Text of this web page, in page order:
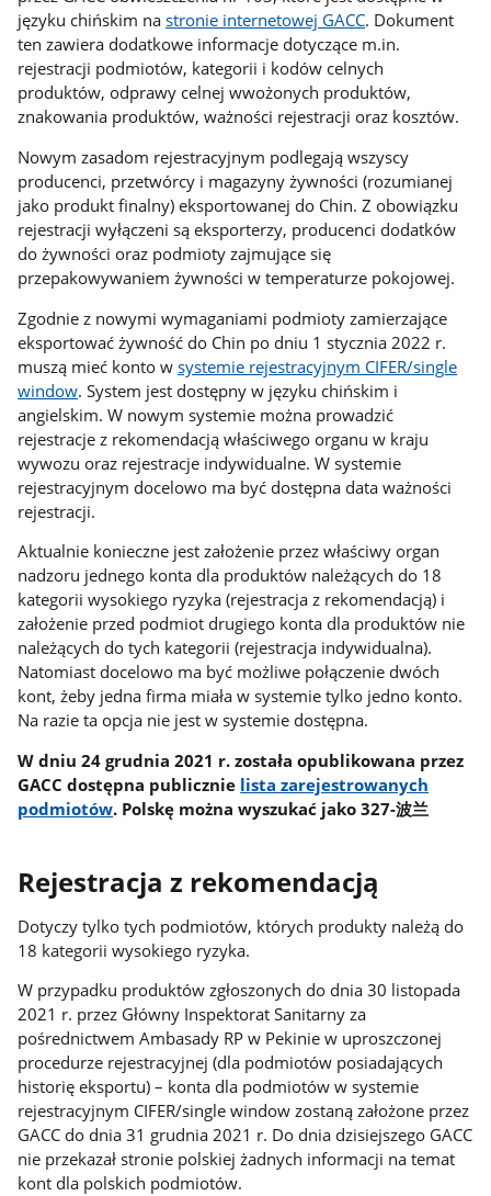
języku chińskim nastronie internetowej GACC. Dokument
ten zawiera dodatkowe informacje dotyczące m.in.
rejestracji podmiotów, kategorii i kodów celnych
produktów, odprawy celnej wwożonych produktów,
znakowania produktów, ważności rejestracji oraz kosztów.
Nowym zasadom rejestracyjnym podlegają wszyscy
producenci, przetwórcy i magazyny żywności (rozumianej
jako produkt finalny) eksportowanej do Chin. Z obowiązku
rejestracji wyłączeni są eksporterzy, producenci dodatków
do żywności oraz podmioty zajmujące się
przepakowywaniem żywności w temperaturze pokojowej.
Zgodnie z nowymi wymaganiami podmioty zamierzające
eksportować żywność do Chin po dniu 1 stycznia 2022 r.
muszą mieć konto wsystemie rejestracyjnym CIFER/single
window. System jest dostępny w języku chińskim i
angielskim. W nowym systemie można prowadzić
rejestracje z rekomendacją właściwego organu w kraju
wywozu oraz rejestracje indywidualne. W systemie
rejestracyjnym docelowo ma być dostępna data ważności
rejestracji.
Aktualnie konieczne jest założenie przez właściwy organ
nadzoru jednego konta dla produktów należących do 18
kategorii wysokiego ryzyka (rejestracja z rekomendacją) i
założenie przed podmiot drugiego konta dla produktów nie
należących do tych kategorii (rejestracja indywidualna).
Natomiast docelowo ma być możliwe połączenie dwóch
kont, żeby jedna firma miała w systemie tylko jedno konto.
Na razie ta opcja nie jest w systemie dostępna.
W dniu 24 grudnia 2021 r. została opublikowana przez
GACC dostępna publicznie lista zarejestrowanych
podmiotów. Polskę można wyszukać jako 327-波兰
Rejestracja z rekomendacją
Dotyczy tylko tych podmiotów, których produkty należą do
18 kategorii wysokiego ryzyka.
W przypadku produktów zgłoszonych do dnia 30 listopada
2021 r. przez Główny Inspektorat Sanitarny za
pośrednictwem Ambasady RP w Pekinie w uproszczonej
procedurze rejestracyjnej (dla podmiotów posiadających
historię eksportu) – konta dla podmiotów w systemie
rejestracyjnym CIFER/single window zostaną założone przez
GACC do dnia 31 grudnia 2021 r. Do dnia dzisiejszego GACC
nie przekazał stronie polskiej żadnych informacji na temat
kont dla polskich podmiotów.